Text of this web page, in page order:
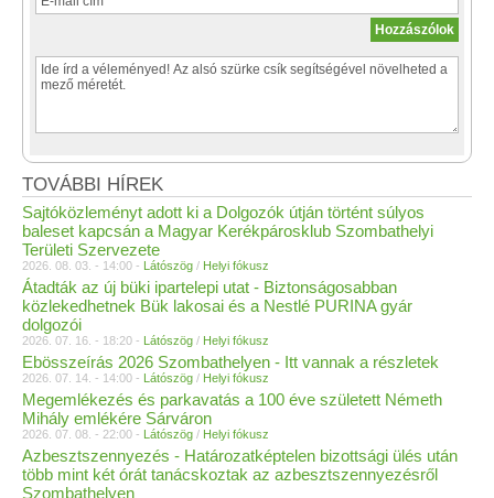
TOVÁBBI HÍREK
Sajtóközleményt adott ki a Dolgozók útján történt súlyos
baleset kapcsán a Magyar Kerékpárosklub Szombathelyi
Területi Szervezete
2026. 08. 03. - 14:00 - Látószög / Helyi fókusz
Átadták az új büki ipartelepi utat - Biztonságosabban
közlekedhetnek Bük lakosai és a Nestlé PURINA gyár
dolgozói
2026. 07. 16. - 18:20 - Látószög / Helyi fókusz
Ebösszeírás 2026 Szombathelyen - Itt vannak a részletek
2026. 07. 14. - 14:00 - Látószög / Helyi fókusz
Megemlékezés és parkavatás a 100 éve született Németh
Mihály emlékére Sárváron
2026. 07. 08. - 22:00 - Látószög / Helyi fókusz
Azbesztszennyezés - Határozatképtelen bizottsági ülés után
több mint két órát tanácskoztak az azbesztszennyezésről
Szombathelyen